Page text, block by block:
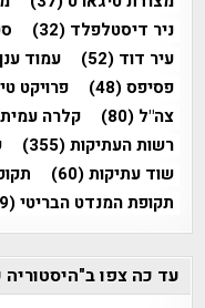
ניר דיסטלפלד (32)
עיר דוד (52) עמוד ענן
פסיפס(48) פרויקט
צה"ל (80) קלרה עמית
רשות העתיקות(355)
שוד עתיקות(60)
תקופת המנדט הבריטי(129)
עד כה צפו